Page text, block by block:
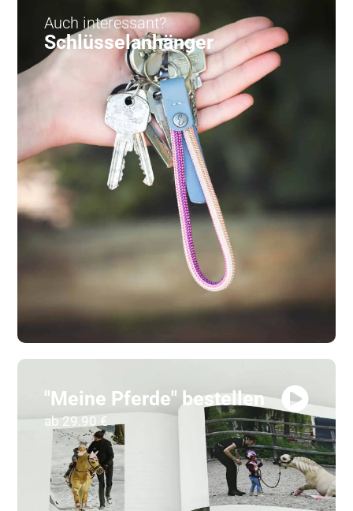
Auch interessant?
Schlüsselanhänger
"Meine Pferde" bestellen
ab 29.90 €